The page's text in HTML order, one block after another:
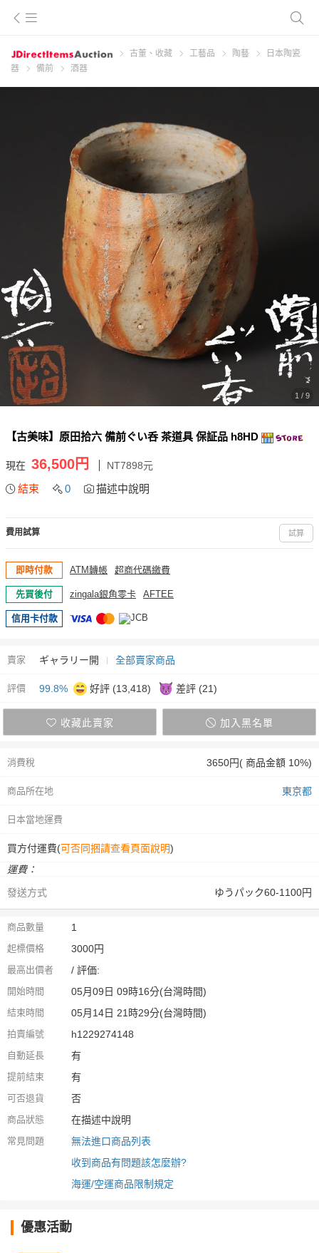
古董、收藏 工藝品 陶藝
日本陶瓷
器
備前 酒器
1 / 9
【古美味】原田拾六 備前ぐい呑 茶道具 保証品 h8HD
現在 36,500円 NT7898元
結束 0 描述中說明
費用試算 試算
即時付款 ATM轉帳 超商代碼繳費
先買後付 zingala銀角零卡 AFTEE
信用卡付款
賣家 ギャラリー開 全部賣家商品
評價 99.8% 好評 (13,418) 差評 (21)
收藏此賣家 加入黑名單
消費稅 3650円( 商品金額 10%)
商品所在地 東京都
日本當地運費
買方付運費(可否同捆請查看頁面說明)
運費：
發送方式
ゆうパック60-1100円
商品數量 1
起標價格 3000円
最高出價者 / 評価:
開始時間 05月09日 09時16分(台灣時間)
結束時間 05月14日 21時29分(台灣時間)
拍賣編號 h1229274148
自動延長 有
提前結束 有
可否退貨 否
商品狀態 在描述中說明
常見問題
無法進口商品列表
收到商品有問題該怎麼辦?
海運/空運商品限制規定
優惠活動